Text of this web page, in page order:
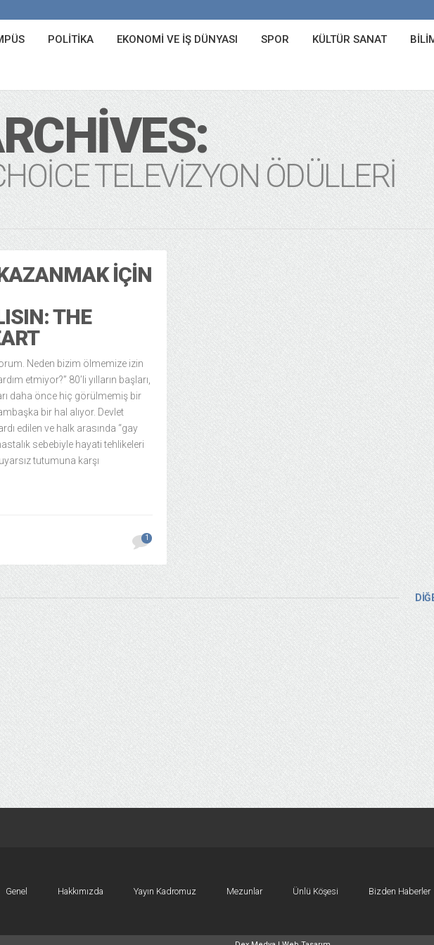
POLITIKA EKONOMI VE İŞ DÜNYASI SPOR KÜLTÜR SANAT
TELEVIZYON ÖDÜLLERI
İÇIN
THE
Neden bizim ölmemize izin
etmiyor?” 80’li yılların başları,
daha önce hiç görülmemiş bir
bir hal alıyor. Devlet
edilen ve halk arasında “gay
sebebiyle hayati tehlikeleri
tutumuna karşı
1
Genel Hakkımızda Yayın Kadromuz Mezunlar Ünlü Köşesi Bizden Haberler